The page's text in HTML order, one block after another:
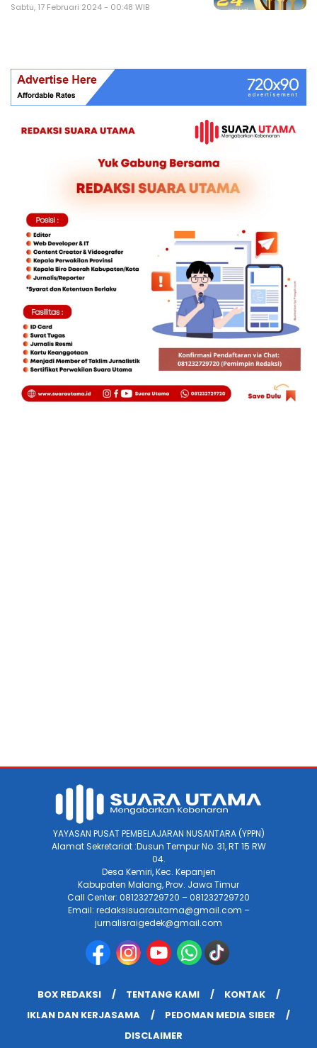
Sabtu, 17 Februari 2024 - 00:48 WIB
YAYASAN PUSAT PEMBELAJARAN NUSANTARA (YPPN)
Alamat Sekretariat :Dusun Tempur No. 31, RT 15 RW
04.
Desa Kemiri, Kec. Kepanjen
Kabupaten Malang, Prov. Jawa Timur
Call Center: 081232729720 – 081232729720
Email: redaksisuarautama@gmail.com –
jurnalisraigedek@gmail.com
BOX REDAKSI TENTANG KAMI
KONTAK
IKLAN DAN KERJASAMA
PEDOMAN MEDIA SIBER
DISCLAIMER